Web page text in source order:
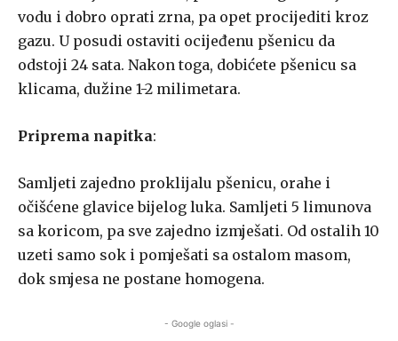
vodu i dobro oprati zrna, pa opet procijediti kroz
gazu. U posudi ostaviti ocijeđenu pšenicu da
odstoji 24 sata. Nakon toga, dobićete pšenicu sa
klicama, dužine 1-2 milimetara.
Priprema napitka:
Samljeti zajedno proklijalu pšenicu, orahe i
očišćene glavice bijelog luka. Samljeti 5 limunova
sa koricom, pa sve zajedno izmješati. Od ostalih 10
uzeti samo sok i pomješati sa ostalom masom,
dok smjesa ne postane homogena.
- Google oglasi -